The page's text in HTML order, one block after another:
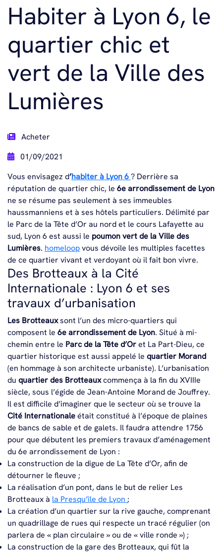
Habiter à Lyon 6, le
quartier chic et
vert de la Ville des
Lumières
Acheter
01/09/2021
Vous envisagez d’habiter à Lyon 6? Derrière sa
réputation de quartier chic, le 6earrondissement de Lyon
ne se résume pas seulement à ses immeubles
haussmanniens et à ses hôtels particuliers. Délimité par
le Parc de la Tête d’Or au nord et le cours Lafayette au
sud, Lyon 6 est aussi le poumon vert de la Ville des
Lumières. homeloopvous dévoile les multiples facettes
de ce quartier vivant et verdoyant où il fait bon vivre.
Des Brotteaux à la Cité
Internationale : Lyon 6 et ses
travaux d’urbanisation
Les Brotteauxsont l’un des micro-quartiers qui
composent le 6earrondissement de Lyon. Situé à mi-
chemin entre le Parc de la Tête d’Oret La Part-Dieu, ce
quartier historique est aussi appelé le quartier Morand
(en hommage à son architecte urbaniste). L’urbanisation
du quartier des Brotteauxcommença à la fin du XVIIIe
siècle, sous l’égide de Jean-Antoine Morand de Jouffrey.
Il est difficile d’imaginer que le secteur où se trouve la
Cité Internationaleétait constitué à l’époque de plaines
de bancs de sable et de galets. Il faudra attendre 1756
pour que débutent les premiers travaux d’aménagement
du 6e arrondissement de Lyon :
La construction de la digue de La Tête d’Or, afin de
détourner le fleuve ;
La réalisation d’un pont, dans le but de relier Les
Brotteaux à la Presqu’île de Lyon ;
La création d’un quartier sur la rive gauche, comprenant
un quadrillage de rues qui respecte un tracé régulier (on
parlera de « plan circulaire » ou de « ville ronde ») ;
La construction de la gare des Brotteaux, qui fût la